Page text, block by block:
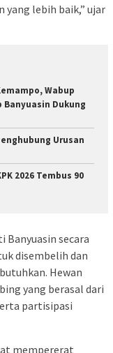
yang lebih baik,” ujar
Wabup
Dukung
Urusan
2026 Tembus 90
Banyuasin secara
disembelih dan
Hewan
yang berasal dari
partisipasi
mempererat